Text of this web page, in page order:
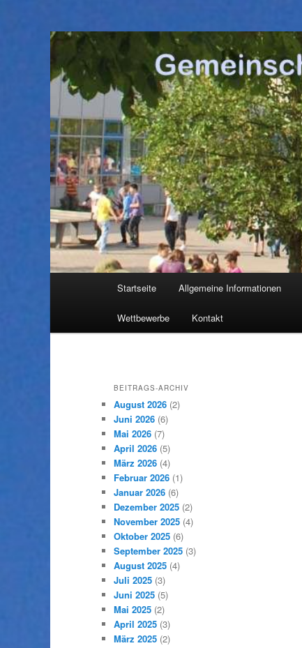
Zum
Inhalt
Zum
sekundären
wechseln
Startseite Allgemeine Informationen
Wettbewerbe Kontakt
BEITRAGS-ARCHIV
August 2026 (2)
Juni 2026 (6)
Mai 2026 (7)
April 2026 (5)
März 2026 (4)
Februar 2026 (1)
Januar 2026 (6)
Dezember 2025 (2)
November 2025 (4)
Oktober 2025 (6)
September 2025 (3)
August 2025 (4)
Juli 2025 (3)
Juni 2025 (5)
Mai 2025 (2)
April 2025 (3)
März 2025 (2)